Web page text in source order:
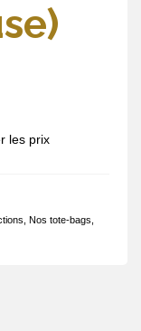
les prix
Nos tote-bags